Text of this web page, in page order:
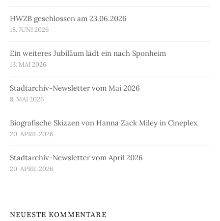
HWZB geschlossen am 23.06.2026
18. JUNI 2026
Ein weiteres Jubiläum lädt ein nach Sponheim
13. MAI 2026
Stadtarchiv-Newsletter vom Mai 2026
8. MAI 2026
Biografische Skizzen von Hanna Zack Miley in Cineplex
20. APRIL 2026
Stadtarchiv-Newsletter vom April 2026
20. APRIL 2026
NEUESTE KOMMENTARE